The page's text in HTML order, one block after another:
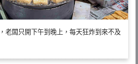
老闆只開下午到晚上，每天狂炸到來不及